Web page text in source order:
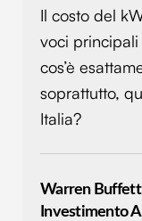
Il costo del
voci
cos’è
soprattutto,
Italia?
Warren
Investimento